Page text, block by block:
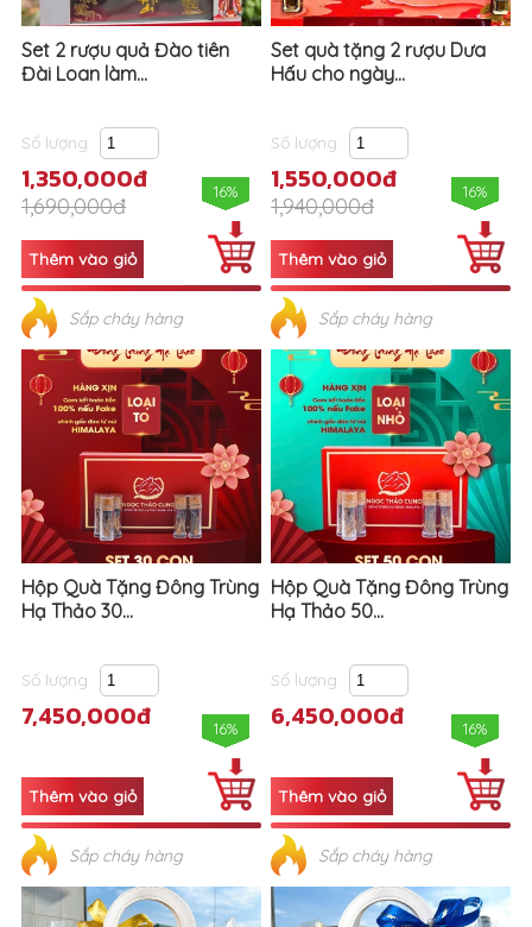
Set 2 rượu quả Đào tiên
Đài Loan làm...
Số lượng
1,350,000đ
1,690,000đ
16%
Sắp cháy hàng
Set quà tặng 2 rượu Dưa
Hấu cho ngày...
Số lượng
1,550,000đ
1,940,000đ
16%
Sắp cháy hàng
Hộp Quà Tặng Đông Trùng
Hạ Thảo 30...
Số lượng
7,450,000đ 16%
Sắp cháy hàng
Hộp Quà Tặng Đông Trùng
Hạ Thảo 50...
Số lượng
6,450,000đ 16%
Sắp cháy hàng